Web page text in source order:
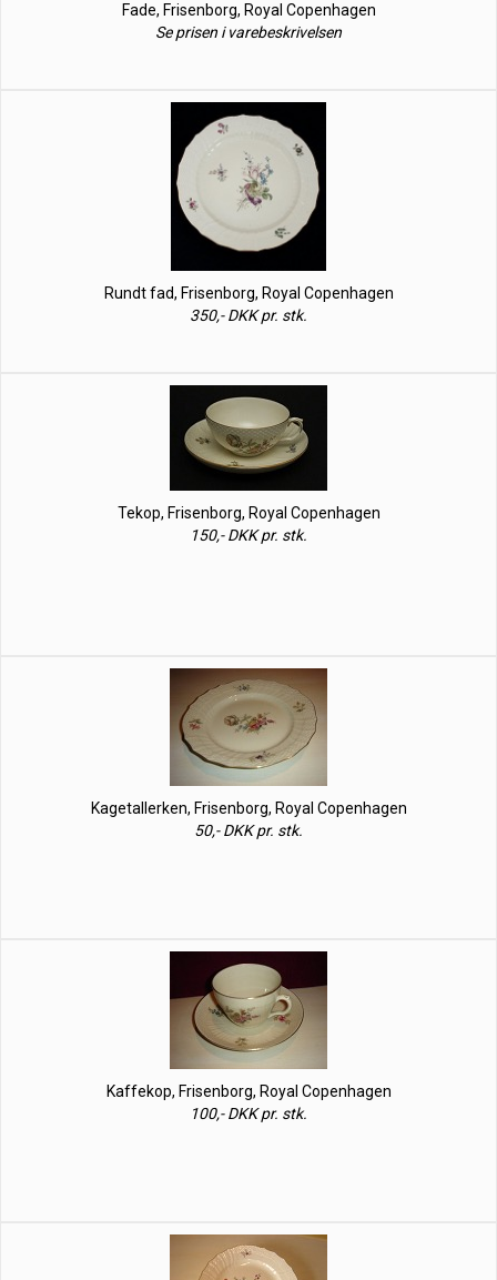
Fade, Frisenborg, Royal Copenhagen
Se prisen i varebeskrivelsen
Rundt fad, Frisenborg, Royal Copenhagen
350,- DKK pr. stk.
Tekop, Frisenborg, Royal Copenhagen
150,- DKK pr. stk.
Kagetallerken, Frisenborg, Royal Copenhagen
50,- DKK pr. stk.
Kaffekop, Frisenborg, Royal Copenhagen
100,- DKK pr. stk.